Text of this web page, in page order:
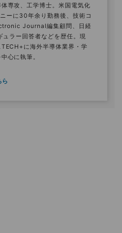
専攻、工学博士。米国電気化
ーに30年余り勤務後、技術コ
Journal編集顧問、日経
ラー回答者などを歴任。現
に海外半導体業界・学
心に執筆。
ら